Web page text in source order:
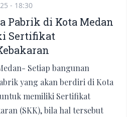
- 18:30
Pabrik di Kota Medan
Sertifikat
Setiap bangunan
yang akan berdiri di Kota
memiliki Sertifikat
(SKK), bila hal tersebut